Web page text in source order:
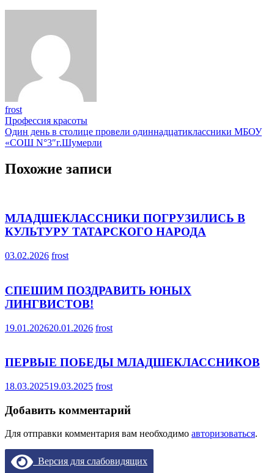
frost
Навигация
по
Профессия красоты
Один день в столице провели одиннадцатиклассники МБОУ
«СОШ N°3″г.Шумерли
Похожие записи
МЛАДШЕКЛАССНИКИ ПОГРУЗИЛИСЬ В
КУЛЬТУРУ ТАТАРСКОГО НАРОДА
03.02.2026 frost
СПЕШИМ ПОЗДРАВИТЬ ЮНЫХ
ЛИНГВИСТОВ!
19.01.202620.01.2026 frost
ПЕРВЫЕ ПОБЕДЫ МЛАДШЕКЛАССНИКОВ
18.03.202519.03.2025 frost
Добавить комментарий
Для отправки комментария вам необходимо авторизоваться.
Версия для слабовидящих